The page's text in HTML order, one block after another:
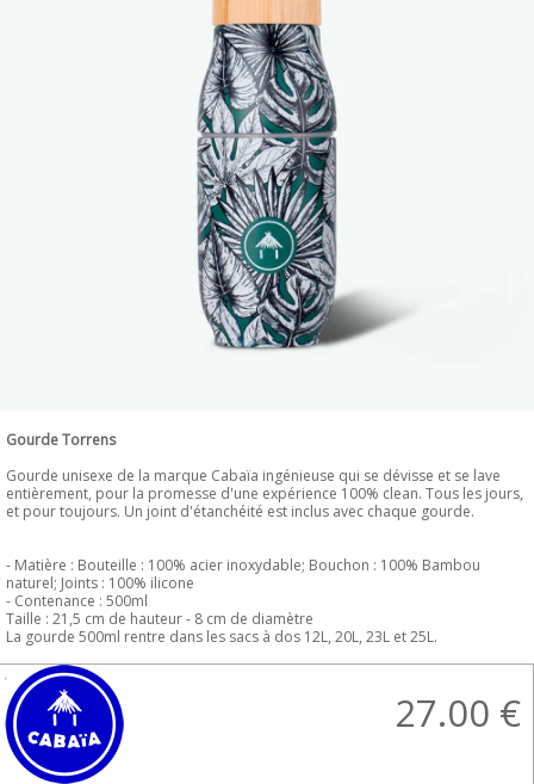
Gourde Torrens
Gourde unisexe de la marque Cabaïa ingénieuse qui se dévisse et se lave
entièrement, pour la promesse d'une expérience 100% clean. Tous les jours,
et pour toujours. Un joint d'étanchéité est inclus avec chaque gourde.
- Matière : Bouteille : 100% acier inoxydable; Bouchon : 100% Bambou
naturel; Joints : 100% ilicone
- Contenance : 500ml
Taille : 21,5 cm de hauteur - 8 cm de diamètre
La gourde 500ml rentre dans les sacs à dos 12L, 20L, 23L et 25L.
27.00 €